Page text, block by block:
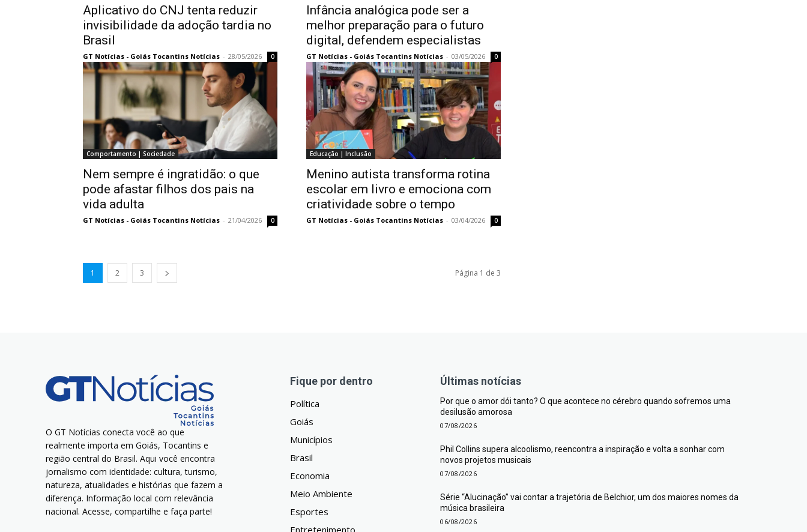
Aplicativo do CNJ tenta reduzir
invisibilidade da adoção tardia no
Brasil
GT Notícias - Goiás Tocantins Notícias - 28/05/2026 0
Infância analógica pode ser a
melhor preparação para o futuro
digital, defendem especialistas
GT Notícias - Goiás Tocantins Notícias - 03/05/2026 0
Comportamento | Sociedade
Nem sempre é ingratidão: o que
pode afastar filhos dos pais na
vida adulta
GT Notícias - Goiás Tocantins Notícias - 21/04/2026 0
Educação | Inclusão
Menino autista transforma rotina
escolar em livro e emociona com
criatividade sobre o tempo
GT Notícias - Goiás Tocantins Notícias - 03/04/2026 0
1 2 3 Página 1 de 3
O GT Notícias conecta você ao que
realmente importa em Goiás, Tocantins e
região central do Brasil. Aqui você encontra
jornalismo com identidade: cultura, turismo,
natureza, atualidades e histórias que fazem a
diferença. Informação local com relevância
nacional. Acesse, compartilhe e faça parte!
Fique por dentro
Política
Goiás
Municípios
Brasil
Economia
Meio Ambiente
Esportes
Entretenimento
Últimas notícias
Por que o amor dói tanto? O que acontece no cérebro quando sofremos uma
desilusão amorosa
07/08/2026
Phil Collins supera alcoolismo, reencontra a inspiração e volta a sonhar com
novos projetos musicais
07/08/2026
Série “Alucinação” vai contar a trajetória de Belchior, um dos maiores nomes da
música brasileira
06/08/2026